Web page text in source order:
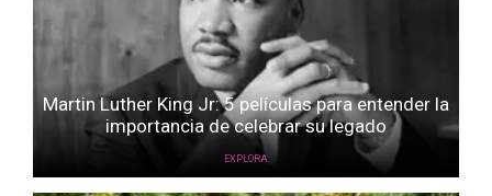
Martin Luther King Jr: 5 películas para entender la
importancia de celebrar su legado
EXPLORA